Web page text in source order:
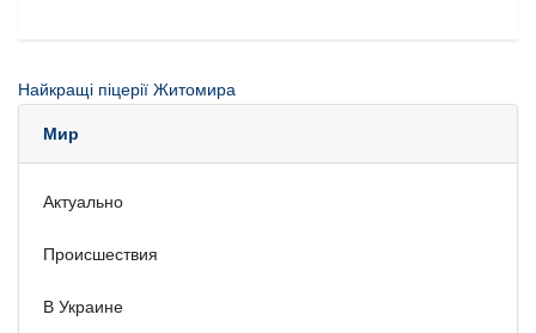
Найкращі піцерії Житомира
Мир
Актуально
Происшествия
В Украине